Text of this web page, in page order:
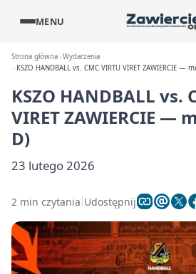
MENU
Strona główna Wydarzenia
KSZO HANDBALL vs. CMC VIRTU VIRET ZAWIERCIE —
KSZO HANDBALL vs.
VIRET ZAWIERCIE —
D)
23 lutego 2026
2 min czytania Udostępnij